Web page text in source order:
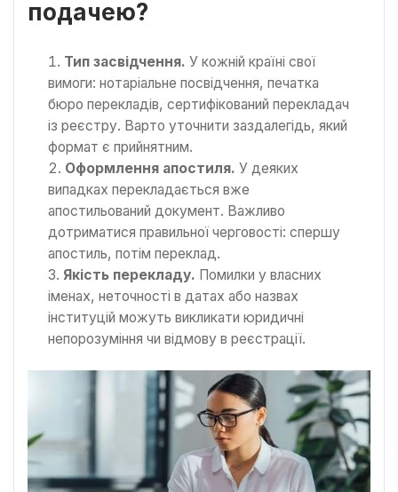
подачею?
Тип засвідчення. У кожній країні свої
вимоги: нотаріальне посвідчення, печатка
бюро перекладів, сертифікований перекладач
із реєстру. Варто уточнити заздалегідь, який
формат є прийнятним.
Оформлення апостиля. У деяких
випадках перекладається вже
апостильований документ. Важливо
дотриматися правильної черговості: спершу
апостиль, потім переклад.
Якість перекладу. Помилки у власних
іменах, неточності в датах або назвах
інституцій можуть викликати юридичні
непорозуміння чи відмову в реєстрації.